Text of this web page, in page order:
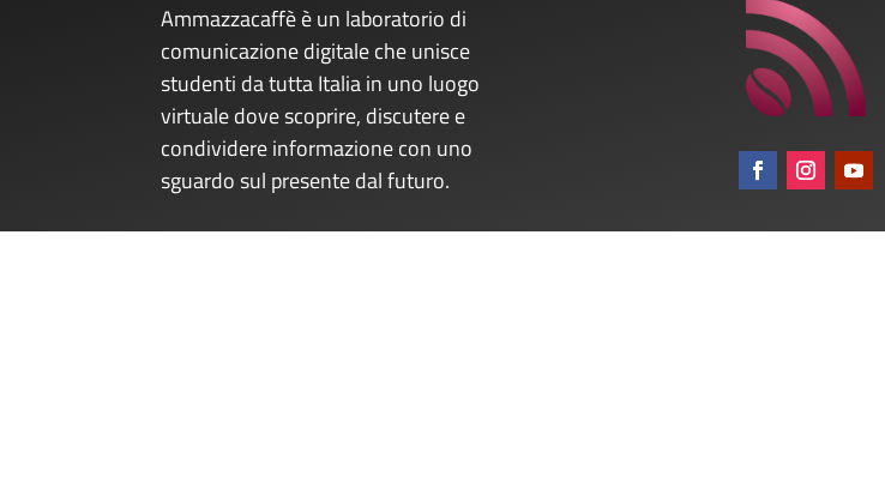
Ammazzacaffè è un laboratorio di
comunicazione digitale che unisce
studenti da tutta Italia in uno luogo
virtuale dove scoprire, discutere e
condividere informazione con uno
sguardo sul presente dal futuro.